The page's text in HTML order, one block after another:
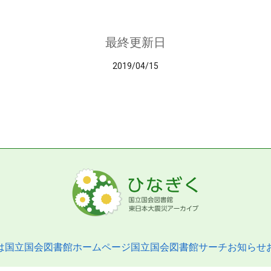
最終更新日
2019/04/15
国立国会図書館ホームページ国立国会図書館サーチお知らせ